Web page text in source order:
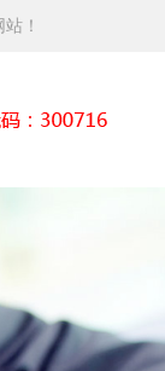
！